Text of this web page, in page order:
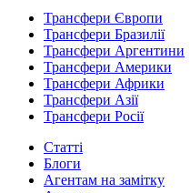
Трансфери Європи
Трансфери Бразилії
Трансфери Аргентини
Трансфери Америки
Трансфери Африки
Трансфери Азії
Трансфери Росії
Статті
Блоги
Агентам на замітку